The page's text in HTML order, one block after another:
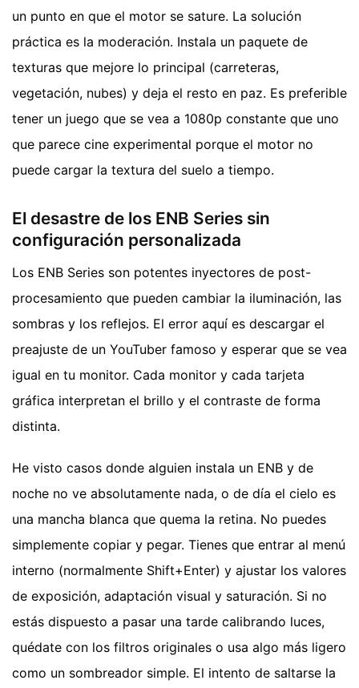
un punto en que el motor se sature. La solución
práctica es la moderación. Instala un paquete de
texturas que mejore lo principal (carreteras,
vegetación, nubes) y deja el resto en paz. Es preferible
tener un juego que se vea a 1080p constante que uno
que parece cine experimental porque el motor no
puede cargar la textura del suelo a tiempo.
El desastre de los ENB Series sin
configuración personalizada
Los ENB Series son potentes inyectores de post-
procesamiento que pueden cambiar la iluminación, las
sombras y los reflejos. El error aquí es descargar el
preajuste de un YouTuber famoso y esperar que se vea
igual en tu monitor. Cada monitor y cada tarjeta
gráfica interpretan el brillo y el contraste de forma
distinta.
He visto casos donde alguien instala un ENB y de
noche no ve absolutamente nada, o de día el cielo es
una mancha blanca que quema la retina. No puedes
simplemente copiar y pegar. Tienes que entrar al menú
interno (normalmente Shift+Enter) y ajustar los valores
de exposición, adaptación visual y saturación. Si no
estás dispuesto a pasar una tarde calibrando luces,
quédate con los filtros originales o usa algo más ligero
como un sombreador simple. El intento de saltarse la